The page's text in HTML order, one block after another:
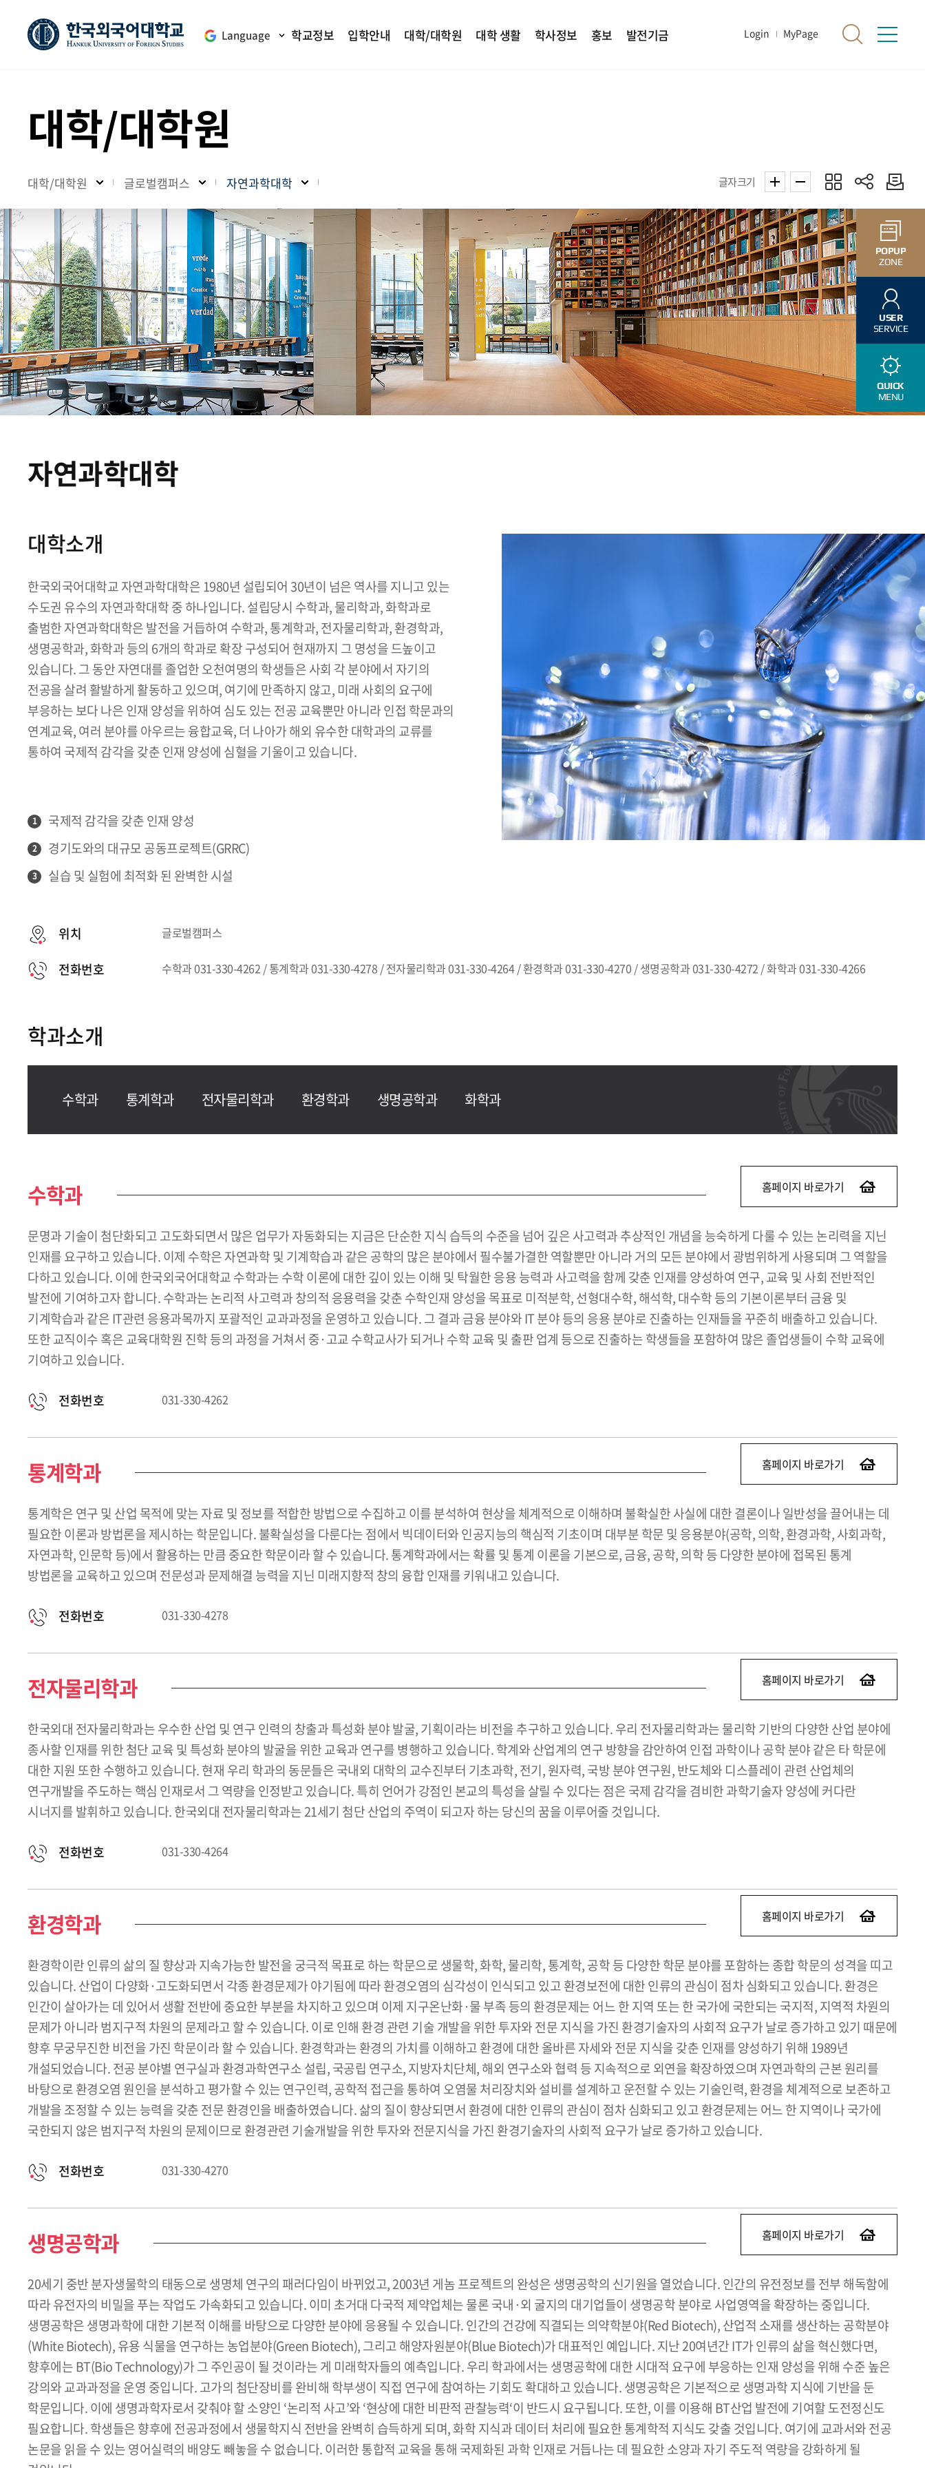
Language 학교정보 입학안내 대학/대학원 대학 생활 학사정보 홍보 발전기금 Login MyPage
대학/대학원
대학/대학원 글로벌캠퍼스 자연과학대학 글자크기
자연과학대학
대학소개
한국외국어대학교 자연과학대학은 1980년 설립되어 30년이 넘은 역사를 지니고 있는
수도권 유수의 자연과학대학 중 하나입니다. 설립당시 수학과, 물리학과, 화학과로
출범한 자연과학대학은 발전을 거듭하여 수학과, 통계학과, 전자물리학과, 환경학과,
생명공학과, 화학과 등의 6개의 학과로 확장 구성되어 현재까지 그 명성을 드높이고
있습니다. 그 동안 자연대를 졸업한 오천여명의 학생들은 사회 각 분야에서 자기의
전공을 살려 활발하게 활동하고 있으며, 여기에 만족하지 않고, 미래 사회의 요구에
부응하는 보다 나은 인재 양성을 위하여 심도 있는 전공 교육뿐만 아니라 인접 학문과의
연계교육, 여러 분야를 아우르는 융합교육, 더 나아가 해외 유수한 대학과의 교류를
통하여 국제적 감각을 갖춘 인재 양성에 심혈을 기울이고 있습니다.
1 국제적 감각을 갖춘 인재 양성
2 경기도와의 대규모 공동프로젝트(GRRC)
3 실습 및 실험에 최적화 된 완벽한 시설
위치 글로벌캠퍼스
전화번호 수학과 031-330-4262 / 통계학과 031-330-4278 / 전자물리학과 031-330-4264 / 환경학과 031-330-4270 / 생명공학과 031-330-4272 / 화학과 031-330-4266
학과소개
수학과 통계학과 전자물리학과 환경학과 생명공학과 화학과
수학과 홈페이지 바로가기
문명과 기술이 첨단화되고 고도화되면서 많은 업무가 자동화되는 지금은 단순한 지식 습득의 수준을 넘어 깊은 사고력과 추상적인 개념을 능숙하게 다룰 수 있는 논리력을 지닌
인재를 요구하고 있습니다. 이제 수학은 자연과학 및 기계학습과 같은 공학의 많은 분야에서 필수불가결한 역할뿐만 아니라 거의 모든 분야에서 광범위하게 사용되며 그 역할을
다하고 있습니다. 이에 한국외국어대학교 수학과는 수학 이론에 대한 깊이 있는 이해 및 탁월한 응용 능력과 사고력을 함께 갖춘 인재를 양성하여 연구, 교육 및 사회 전반적인
발전에 기여하고자 합니다. 수학과는 논리적 사고력과 창의적 응용력을 갖춘 수학인재 양성을 목표로 미적분학, 선형대수학, 해석학, 대수학 등의 기본이론부터 금융 및
기계학습과 같은 IT관련 응용과목까지 포괄적인 교과과정을 운영하고 있습니다. 그 결과 금융 분야와 IT 분야 등의 응용 분야로 진출하는 인재들을 꾸준히 배출하고 있습니다.
또한 교직이수 혹은 교육대학원 진학 등의 과정을 거쳐서 중·고교 수학교사가 되거나 수학 교육 및 출판 업계 등으로 진출하는 학생들을 포함하여 많은 졸업생들이 수학 교육에
기여하고 있습니다.
전화번호 031-330-4262
통계학과 홈페이지 바로가기
통계학은 연구 및 산업 목적에 맞는 자료 및 정보를 적합한 방법으로 수집하고 이를 분석하여 현상을 체계적으로 이해하며 불확실한 사실에 대한 결론이나 일반성을 끌어내는 데
필요한 이론과 방법론을 제시하는 학문입니다. 불확실성을 다룬다는 점에서 빅데이터와 인공지능의 핵심적 기초이며 대부분 학문 및 응용분야(공학, 의학, 환경과학, 사회과학,
자연과학, 인문학 등)에서 활용하는 만큼 중요한 학문이라 할 수 있습니다. 통계학과에서는 확률 및 통계 이론을 기본으로, 금융, 공학, 의학 등 다양한 분야에 접목된 통계
방법론을 교육하고 있으며 전문성과 문제해결 능력을 지닌 미래지향적 창의 융합 인재를 키워내고 있습니다.
전화번호 031-330-4278
전자물리학과 홈페이지 바로가기
한국외대 전자물리학과는 우수한 산업 및 연구 인력의 창출과 특성화 분야 발굴, 기획이라는 비전을 추구하고 있습니다. 우리 전자물리학과는 물리학 기반의 다양한 산업 분야에
종사할 인재를 위한 첨단 교육 및 특성화 분야의 발굴을 위한 교육과 연구를 병행하고 있습니다. 학계와 산업계의 연구 방향을 감안하여 인접 과학이나 공학 분야 같은 타 학문에
대한 지원 또한 수행하고 있습니다. 현재 우리 학과의 동문들은 국내외 대학의 교수진부터 기초과학, 전기, 원자력, 국방 분야 연구원, 반도체와 디스플레이 관련 산업체의
연구개발을 주도하는 핵심 인재로서 그 역량을 인정받고 있습니다. 특히 언어가 강점인 본교의 특성을 살릴 수 있다는 점은 국제 감각을 겸비한 과학기술자 양성에 커다란
시너지를 발휘하고 있습니다. 한국외대 전자물리학과는 21세기 첨단 산업의 주역이 되고자 하는 당신의 꿈을 이루어줄 것입니다.
전화번호 031-330-4264
환경학과 홈페이지 바로가기
환경학이란 인류의 삶의 질 향상과 지속가능한 발전을 궁극적 목표로 하는 학문으로 생물학, 화학, 물리학, 통계학, 공학 등 다양한 학문 분야를 포함하는 종합 학문의 성격을 띠고
있습니다. 산업이 다양화·고도화되면서 각종 환경문제가 야기됨에 따라 환경오염의 심각성이 인식되고 있고 환경보전에 대한 인류의 관심이 점차 심화되고 있습니다. 환경은
인간이 살아가는 데 있어서 생활 전반에 중요한 부분을 차지하고 있으며 이제 지구온난화·물 부족 등의 환경문제는 어느 한 지역 또는 한 국가에 국한되는 국지적, 지역적 차원의
문제가 아니라 범지구적 차원의 문제라고 할 수 있습니다. 이로 인해 환경 관련 기술 개발을 위한 투자와 전문 지식을 가진 환경기술자의 사회적 요구가 날로 증가하고 있기 때문에
향후 무궁무진한 비전을 가진 학문이라 할 수 있습니다. 환경학과는 환경의 가치를 이해하고 환경에 대한 올바른 자세와 전문 지식을 갖춘 인재를 양성하기 위해 1989년
개설되었습니다. 전공 분야별 연구실과 환경과학연구소 설립, 국공립 연구소, 지방자치단체, 해외 연구소와 협력 등 지속적으로 외연을 확장하였으며 자연과학의 근본 원리를
바탕으로 환경오염 원인을 분석하고 평가할 수 있는 연구인력, 공학적 접근을 통하여 오염물 처리장치와 설비를 설계하고 운전할 수 있는 기술인력, 환경을 체계적으로 보존하고
개발을 조정할 수 있는 능력을 갖춘 전문 환경인을 배출하였습니다. 삶의 질이 향상되면서 환경에 대한 인류의 관심이 점차 심화되고 있고 환경문제는 어느 한 지역이나 국가에
국한되지 않은 범지구적 차원의 문제이므로 환경관련 기술개발을 위한 투자와 전문지식을 가진 환경기술자의 사회적 요구가 날로 증가하고 있습니다.
전화번호 031-330-4270
생명공학과 홈페이지 바로가기
20세기 중반 분자생물학의 태동으로 생명체 연구의 패러다임이 바뀌었고, 2003년 게놈 프로젝트의 완성은 생명공학의 신기원을 열었습니다. 인간의 유전정보를 전부 해독함에
따라 유전자의 비밀을 푸는 작업도 가속화되고 있습니다. 이미 초거대 다국적 제약업체는 물론 국내·외 굴지의 대기업들이 생명공학 분야로 사업영역을 확장하는 중입니다.
생명공학은 생명과학에 대한 기본적 이해를 바탕으로 다양한 분야에 응용될 수 있습니다. 인간의 건강에 직결되는 의약학분야(Red Biotech), 산업적 소재를 생산하는 공학분야
(White Biotech), 유용 식물을 연구하는 농업분야(Green Biotech), 그리고 해양자원분야(Blue Biotech)가 대표적인 예입니다. 지난 20여년간 IT가 인류의 삶을 혁신했다면,
향후에는 BT(Bio Technology)가 그 주인공이 될 것이라는 게 미래학자들의 예측입니다. 우리 학과에서는 생명공학에 대한 시대적 요구에 부응하는 인재 양성을 위해 수준 높은
강의와 교과과정을 운영 중입니다. 고가의 첨단장비를 완비해 학부생이 직접 연구에 참여하는 기회도 확대하고 있습니다. 생명공학은 기본적으로 생명과학 지식에 기반을 둔
학문입니다. 이에 생명과학자로서 갖춰야 할 소양인 ‘논리적 사고’와 ‘현상에 대한 비판적 관찰능력‘이 반드시 요구됩니다. 또한, 이를 이용해 BT산업 발전에 기여할 도전정신도
필요합니다. 학생들은 향후에 전공과정에서 생물학지식 전반을 완벽히 습득하게 되며, 화학 지식과 데이터 처리에 필요한 통계학적 지식도 갖출 것입니다. 여기에 교과서와 전공
논문을 읽을 수 있는 영어실력의 배양도 빼놓을 수 없습니다. 이러한 통합적 교육을 통해 국제화된 과학 인재로 거듭나는 데 필요한 소양과 자기 주도적 역량을 강화하게 될
POPUP
ZONE
USER
SERVICE
QUICK
MENU